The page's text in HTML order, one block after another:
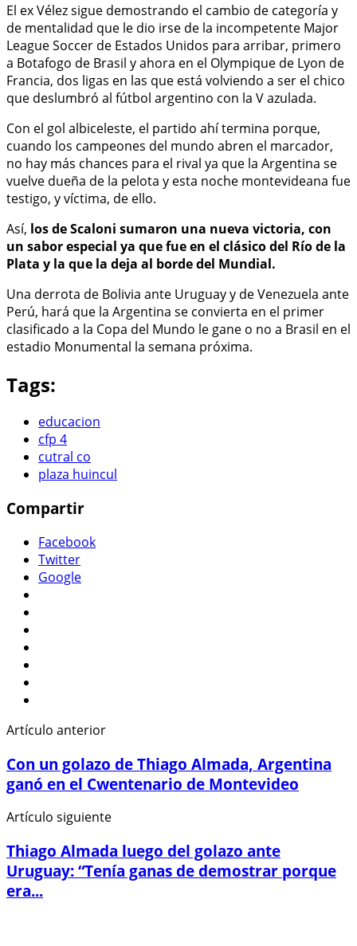
El ex Vélez sigue demostrando el cambio de categoría y
de mentalidad que le dio irse de la incompetente Major
League Soccer de Estados Unidos para arribar, primero
a Botafogo de Brasil y ahora en el Olympique de Lyon de
Francia, dos ligas en las que está volviendo a ser el chico
que deslumbró al fútbol argentino con la V azulada.
Con el gol albiceleste, el partido ahí termina porque,
cuando los campeones del mundo abren el marcador,
no hay más chances para el rival ya que la Argentina se
vuelve dueña de la pelota y esta noche montevideana fue
testigo, y víctima, de ello.
Así, los de Scaloni sumaron una nueva victoria, con
un sabor especial ya que fue en el clásico del Río de la
Plata y la que la deja al borde del Mundial.
Una derrota de Bolivia ante Uruguay y de Venezuela ante
Perú, hará que la Argentina se convierta en el primer
clasificado a la Copa del Mundo le gane o no a Brasil en el
estadio Monumental la semana próxima.
Tags:
educacion
cfp 4
cutral co
plaza huincul
Compartir
Facebook
Twitter
Google
Artículo anterior
Con un golazo de Thiago Almada, Argentina
ganó en el Cwentenario de Montevideo
Artículo siguiente
Thiago Almada luego del golazo ante
Uruguay: “Tenía ganas de demostrar porque
era...